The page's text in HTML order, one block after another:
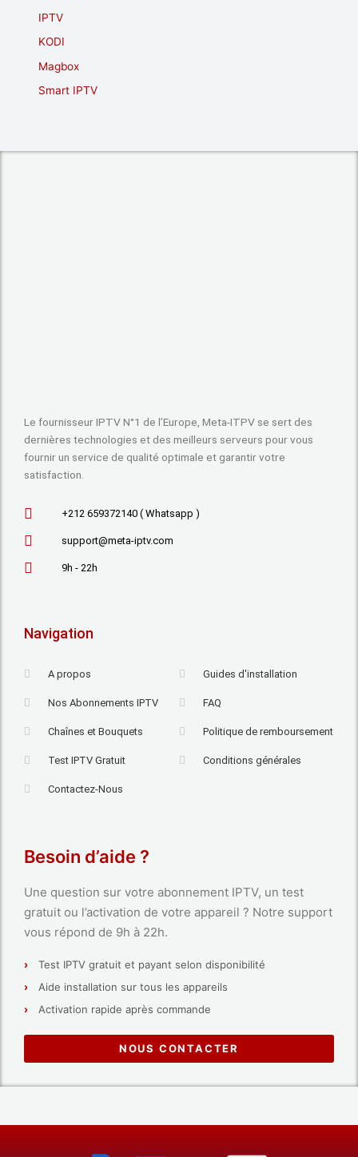
IPTV
KODI
Magbox
Smart IPTV
Le fournisseur IPTV N°1 de l’Europe, Meta-ITPV se sert des
dernières technologies et des meilleurs serveurs pour vous
fournir un service de qualité optimale et garantir votre
satisfaction.
+212 659372140 ( Whatsapp )
support@meta-iptv.com
9h - 22h
Navigation
A propos
Nos Abonnements IPTV
Chaînes et Bouquets
Test IPTV Gratuit
Contactez-Nous
Guides d'installation
FAQ
Politique de remboursement
Conditions générales
Besoin d’aide ?
Une question sur votre abonnement IPTV, un test
gratuit ou l’activation de votre appareil ? Notre support
vous répond de 9h à 22h.
Test IPTV gratuit et payant selon disponibilité
Aide installation sur tous les appareils
Activation rapide après commande
NOUS CONTACTER